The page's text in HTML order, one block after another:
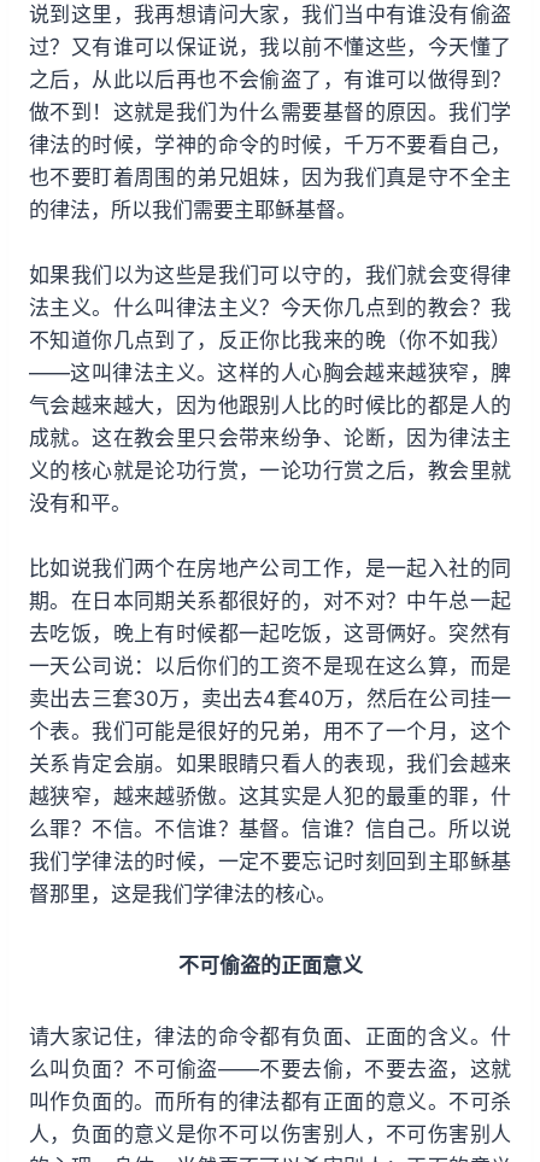
说到这里，我再想请问大家，我们当中有谁没有偷盗
过？又有谁可以保证说，我以前不懂这些，今天懂了
之后，从此以后再也不会偷盗了，有谁可以做得到？
做不到！这就是我们为什么需要基督的原因。我们学
律法的时候，学神的命令的时候，千万不要看自己，
也不要盯着周围的弟兄姐妹，因为我们真是守不全主
的律法，所以我们需要主耶稣基督。
如果我们以为这些是我们可以守的，我们就会变得律
法主义。什么叫律法主义？今天你几点到的教会？我
不知道你几点到了，反正你比我来的晚（你不如我）
——这叫律法主义。这样的人心胸会越来越狭窄，脾
气会越来越大，因为他跟别人比的时候比的都是人的
成就。这在教会里只会带来纷争、论断，因为律法主
义的核心就是论功行赏，一论功行赏之后，教会里就
没有和平。
比如说我们两个在房地产公司工作，是一起入社的同
期。在日本同期关系都很好的，对不对？中午总一起
去吃饭，晚上有时候都一起吃饭，这哥俩好。突然有
一天公司说：以后你们的工资不是现在这么算，而是
卖出去三套30万，卖出去4套40万，然后在公司挂一
个表。我们可能是很好的兄弟，用不了一个月，这个
关系肯定会崩。如果眼睛只看人的表现，我们会越来
越狭窄，越来越骄傲。这其实是人犯的最重的罪，什
么罪？不信。不信谁？基督。信谁？信自己。所以说
我们学律法的时候，一定不要忘记时刻回到主耶稣基
督那里，这是我们学律法的核心。
不可偷盗的正面意义
请大家记住，律法的命令都有负面、正面的含义。什
么叫负面？不可偷盗——不要去偷，不要去盗，这就
叫作负面的。而所有的律法都有正面的意义。不可杀
人，负面的意义是你不可以伤害别人，不可伤害别人